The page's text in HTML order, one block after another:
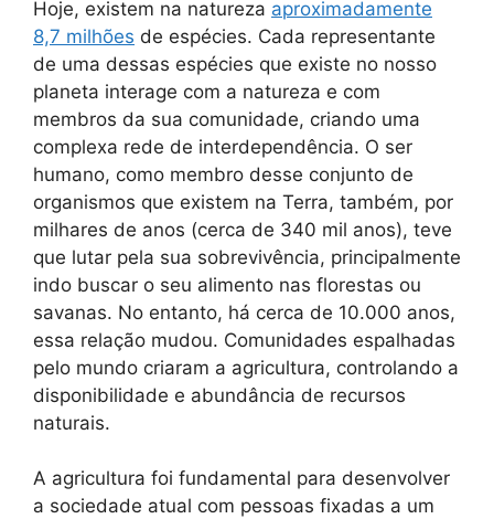
Hoje, existem na natureza aproximadamente
8,7 milhões de espécies. Cada representante
de uma dessas espécies que existe no nosso
planeta interage com a natureza e com
membros da sua comunidade, criando uma
complexa rede de interdependência. O ser
humano, como membro desse conjunto de
organismos que existem na Terra, também, por
milhares de anos (cerca de 340 mil anos), teve
que lutar pela sua sobrevivência, principalmente
indo buscar o seu alimento nas florestas ou
savanas. No entanto, há cerca de 10.000 anos,
essa relação mudou. Comunidades espalhadas
pelo mundo criaram a agricultura, controlando a
disponibilidade e abundância de recursos
naturais.
A agricultura foi fundamental para desenvolver
a sociedade atual com pessoas fixadas a um